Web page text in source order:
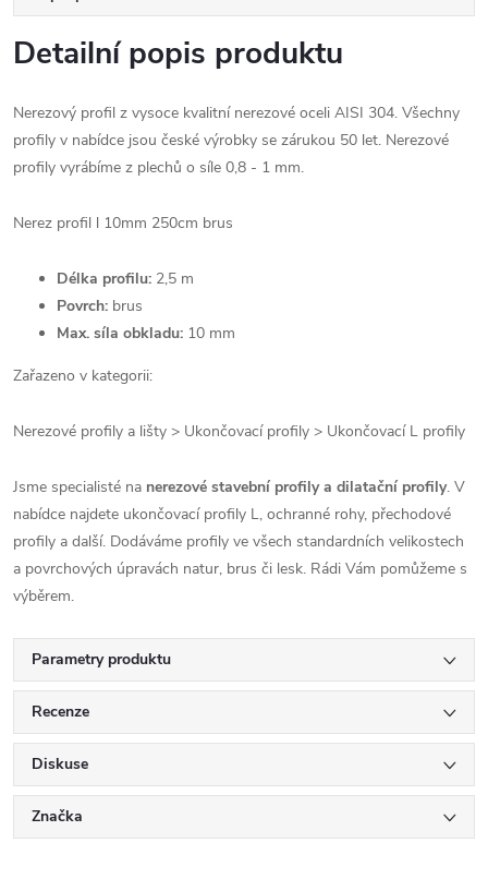
Detailní popis produktu
Nerezový profil z vysoce kvalitní nerezové oceli AISI 304. Všechny
profily v nabídce jsou české výrobky se zárukou 50 let. Nerezové
profily vyrábíme z plechů o síle 0,8 - 1 mm.
Nerez profil l 10mm 250cm brus
Délka profilu: 2,5 m
Povrch: brus
Max. síla obkladu: 10 mm
Zařazeno v kategorii:
Nerezové profily a lišty > Ukončovací profily > Ukončovací L profily
Jsme specialisté na nerezové stavební profily a dilatační profily. V
nabídce najdete ukončovací profily L, ochranné rohy, přechodové
profily a další. Dodáváme profily ve všech standardních velikostech
a povrchových úpravách natur, brus či lesk. Rádi Vám pomůžeme s
výběrem.
Parametry produktu
Recenze
Diskuse
Značka